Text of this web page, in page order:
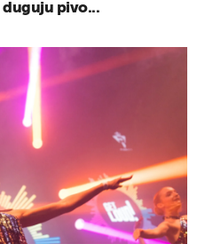
duguju pivo...